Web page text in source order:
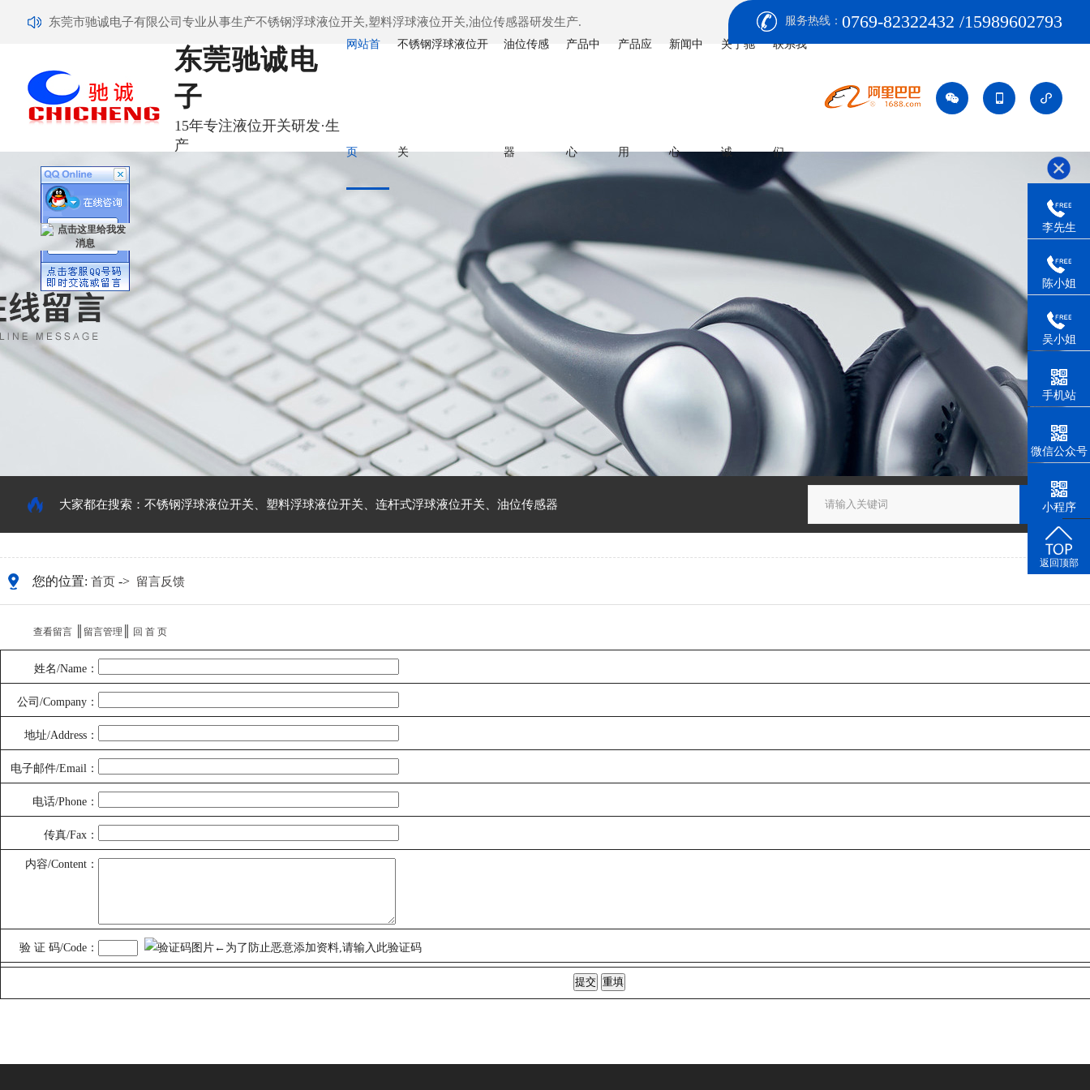
东莞市驰诚电子有限公司专业从事生产不锈钢浮球液位开关,塑料浮球液位开关,油位传感器研发生产. 服务热线：0769-82322432 /15989602793
东莞驰诚电
子
15年专注液位开关研发·生
产
网站首
页
不锈钢浮球液位开
关
油位传感
器
产品中
心
产品应
用
新闻中
心
关于驰
诚
联系我
们
大家都在搜索： 不锈钢浮球液位开关 塑料浮球液位开关 连杆式浮球液位开关 油位传感器
您的位置: 首页 -> 留言反馈
查看留言║ 留言管理 回 首 页
姓名/Name：
公司/Company：
地址/Address：
电子邮件/Email：
电话/Phone：
传真/Fax：
内容/Content：
验 证 码/Code： ←为了防止恶意添加资料,请输入此验证码
李先生
陈小姐
吴小姐
手机站
微信公众号
小程序
返回顶部